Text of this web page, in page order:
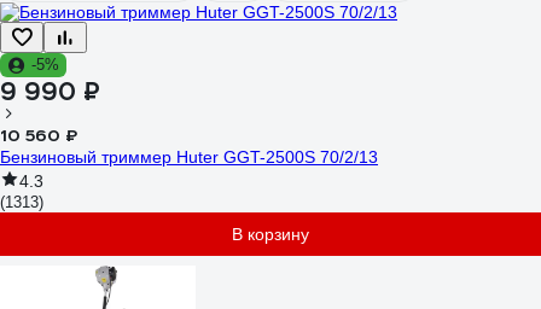
-5%
9 990 ₽
10 560 ₽
Бензиновый триммер Huter GGT-2500S 70/2/13
4.3
(1313)
В корзину